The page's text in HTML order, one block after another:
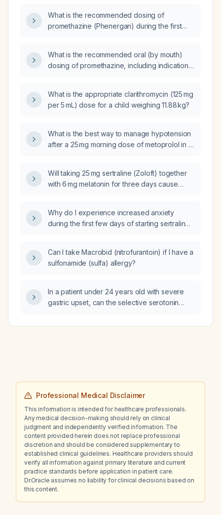
What is the recommended dosing of
promethazine (Phenergan) during the first
What is the recommended oral (by mouth)
dosing of promethazine, including indications,
What is the appropriate clarithromycin (125 mg
per 5 mL) dose for a child weighing 11.88 kg?
What is the best way to manage hypotension
after a 25 mg morning dose of metoprolol in a
Will taking 25 mg sertraline (Zoloft) together
with 6 mg melatonin for three days cause
Why do I experience increased anxiety
during the first few days of starting sertraline
Can I take Macrobid (nitrofurantoin) if I have a
sulfonamide (sulfa) allergy?
In a patient under 24 years old with severe
gastric upset, can the selective serotonin
amitriptyline 10 mg added safely and be
Professional Medical Disclaimer
This information is intended for healthcare professionals.
Any medical decision-making should rely on clinical
judgment and independently verified information. The
content provided herein does not replace professional
discretion and should be considered supplementary to
established clinical guidelines. Healthcare providers should
verify all information against primary literature and current
practice standards before application in patient care.
Dr.Oracle assumes no liability for clinical decisions based on
this content.